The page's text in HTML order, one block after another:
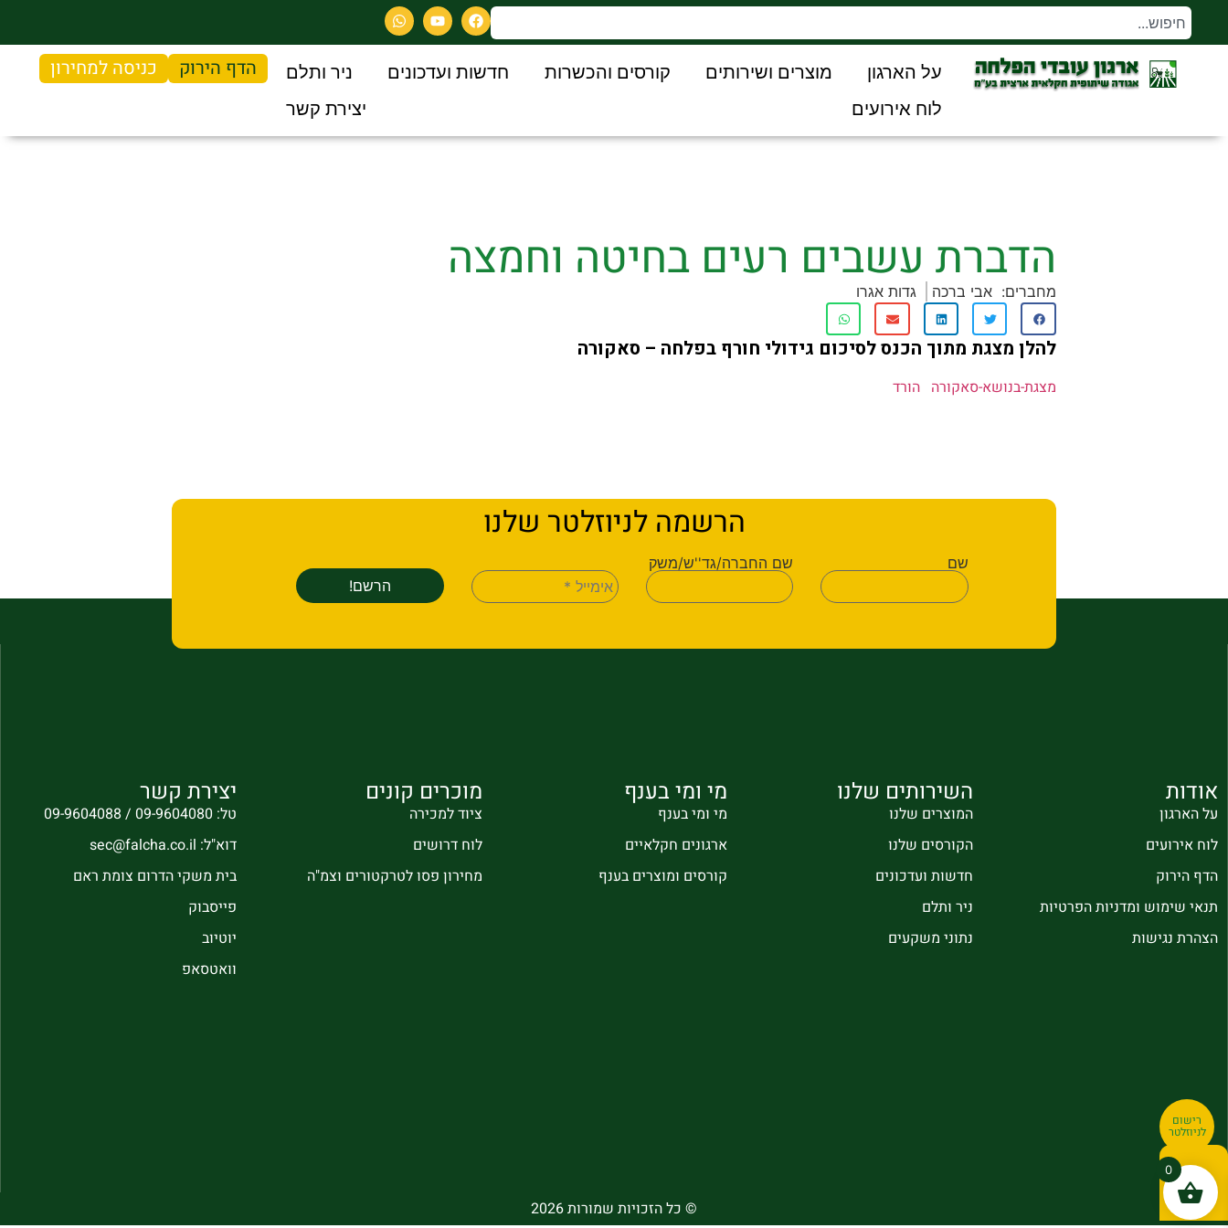
על הארגון מוצרים ושירותים קורסים והכשרות חדשות ועדכונים
ניר ותלם
לוח אירועים
יצירת קשר
הדף הירוק כניסה למחירון
הדברת עשבים רעים בחיטה וחמצה
מחברים: אבי ברכה גדות אגרו
להלן מצגת מתוך הכנס לסיכום גידולי חורף בפלחה – סאקורה
מצגת-בנושא-סאקורה הורד
הרשמה לניוזלטר שלנו
שם שם החברה/גד''ש/משק
אודות
על הארגון
לוח אירועים
הדף הירוק
תנאי שימוש ומדניות הפרטיות
הצהרת נגישות
השירותים שלנו
המוצרים שלנו
הקורסים שלנו
חדשות ועדכונים
ניר ותלם
נתוני משקעים
מי ומי בענף
מי ומי בענף
ארגונים חקלאיים
קורסים ומוצרים בענף
מוכרים קונים
ציוד למכירה
לוח דרושים
מחירון פסו לטרקטורים וצמ"ה
יצירת קשר
טל: 09-9604080 / 09-9604088
דוא"ל: sec@falcha.co.il
בית משקי הדרום צומת ראם
פייסבוק
יוטיוב
וואטסאפ
© כל הזכויות שמורות 2026
רישום
לניוזלטר
0